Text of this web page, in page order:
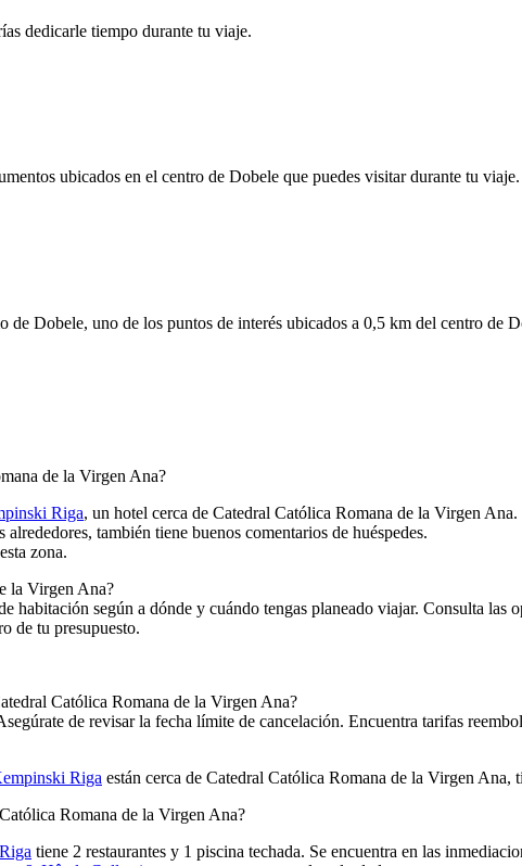
dedicarle tiempo durante tu viaje.
ubicados en el centro de Dobele que puedes visitar durante tu viaje.
Dobele, uno de los puntos de interés ubicados a 0,5 km del centro de
de la Virgen Ana?
Riga, un hotel cerca de Catedral Católica Romana de la Virgen Ana.
alrededores, también tiene buenos comentarios de huéspedes.
zona.
la Virgen Ana?
habitación según a dónde y cuándo tengas planeado viajar. Consulta
de tu presupuesto.
Católica Romana de la Virgen Ana?
de revisar la fecha límite de cancelación. Encuentra tarifas
Riga están cerca de Catedral Católica Romana de la Virgen Ana,
Romana de la Virgen Ana?
tiene 2 restaurantes y 1 piscina techada. Se encuentra en las